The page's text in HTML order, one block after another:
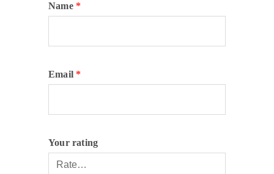
Name *
Email *
Your rating